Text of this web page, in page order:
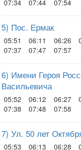
07:34
07:44 07:54
5) Пос. Ермак
05:51 06:11 06:26
07:37
07:47 07:57
6) Имени Героя
Васильевича
05:52 06:12 06:27
07:38
07:48 07:58
7) Ул. 50 лет
05:53 06:13 06:28